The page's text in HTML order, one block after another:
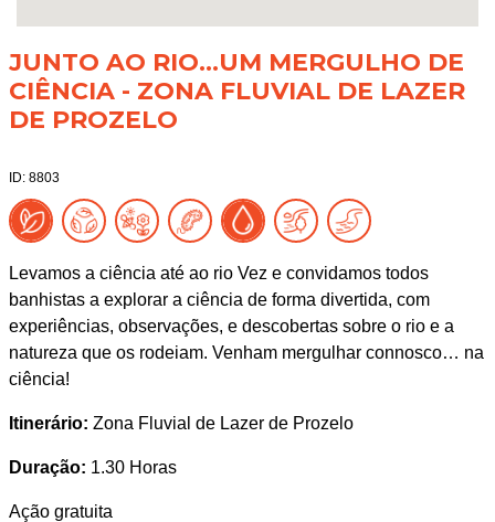
JUNTO AO RIO...UM MERGULHO DE
CIÊNCIA - ZONA FLUVIAL DE LAZER
DE PROZELO
ID: 8803
Levamos a ciência até ao rio Vez e convidamos todos
banhistas a explorar a ciência de forma divertida, com
experiências, observações, e descobertas sobre o rio e a
natureza que os rodeiam. Venham mergulhar connosco… na
ciência!
Itinerário: Zona Fluvial de Lazer de Prozelo
Duração: 1.30 Horas
Ação gratuita